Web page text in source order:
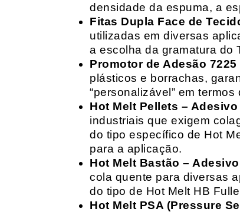
densidade da espuma, a
Fitas Dupla Face de
utilizadas em diversas
a escolha da gramatura do
Promotor de Adesão 7225
plásticos e borrachas,
“personalizável” em
Hot Melt Pellets –
industriais que exigem
do tipo específico de Hot
para a aplicação.
Hot Melt Bastão –
cola quente para diversas
do tipo de Hot Melt HB
Hot Melt PSA (Pressure